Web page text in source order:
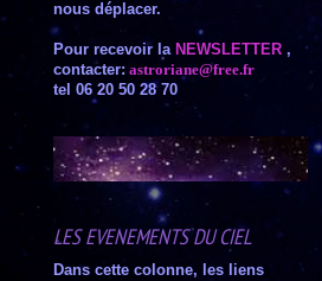
nous déplacer.
Pour recevoir la NEWSLETTER ,
contacter: astroriane@free.fr
tel 06 20 50 28 70
LES EVENEMENTS DU CIEL
Dans cette colonne, les liens